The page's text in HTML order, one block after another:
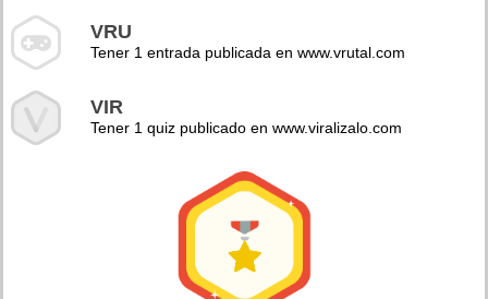
VRU
Tener 1 entrada publicada en www.vrutal.com
VIR
Tener 1 quiz publicado en www.viralizalo.com